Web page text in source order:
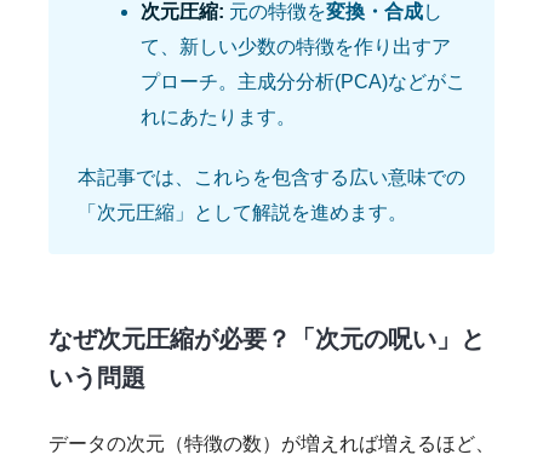
次元圧縮: 元の特徴を変換・合成し
て、新しい少数の特徴を作り出すア
プローチ。主成分分析(PCA)などがこ
れにあたります。
本記事では、これらを包含する広い意味での
「次元圧縮」として解説を進めます。
なぜ次元圧縮が必要？「次元の呪い」と
いう問題
データの次元（特徴の数）が増えれば増えるほど、